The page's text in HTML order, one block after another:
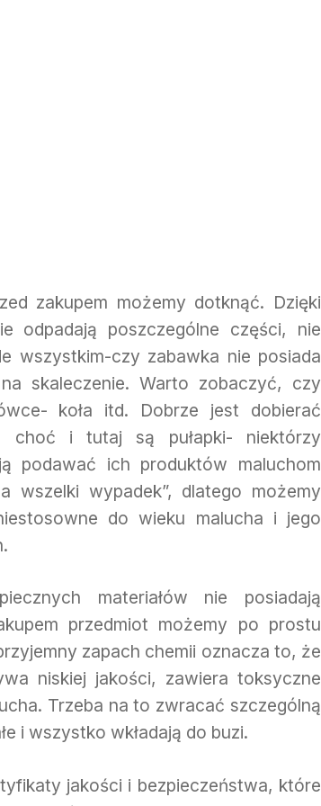
zakupem możemy dotknąć. Dzięki
odpadają poszczególne części, nie
wszystkim-czy zabawka nie posiada
skaleczenie. Warto zobaczyć, czy
koła itd. Dobrze jest dobierać
choć i tutaj są pułapki- niektórzy
podawać ich produktów maluchom
wypadek”, dlatego możemy
do wieku malucha i jego
materiałów nie posiadają
przedmiot możemy po prostu
zapach chemii oznacza to, że
niskiej jakości, zawiera toksyczne
Trzeba na to zwracać szczególną
i wszystko wkładają do buzi.
jakości i bezpieczeństwa, które